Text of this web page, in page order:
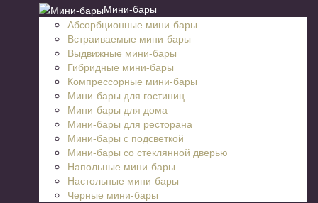
Мини-бары
Абсорбционные мини-бары
Встраиваемые мини-бары
Выдвижные мини-бары
Гибридные мини-бары
Компрессорные мини-бары
Мини-бары для гостиниц
Мини-бары для дома
Мини-бары для ресторана
Мини-бары с подсветкой
Мини-бары со стеклянной дверью
Напольные мини-бары
Настольные мини-бары
Черные мини-бары